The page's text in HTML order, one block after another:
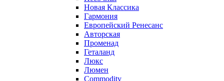
Новая Классика
Гармония
Европейский Ренесанс
Авторская
Променад
Геталанд
Люкс
Люмен
Commodity